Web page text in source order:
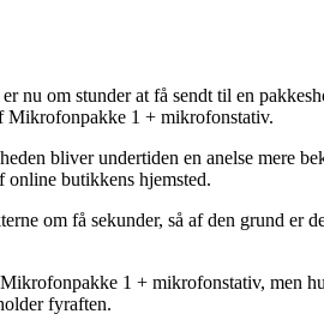
om stunder at få sendt til en
Mikrofonpakke 1 + mikrofonstativ.
bliver undertiden en anelse mere
butikkens hjemsted.
om få sekunder, så af den grund er
1 + mikrofonstativ, men
fyraften.